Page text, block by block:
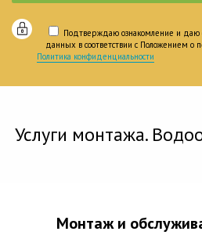
Подтверждаю ознакомление и даю
данных в соответствии с Положением о
Политика конфиденциальности
Услуги монтажа.
Монтаж и